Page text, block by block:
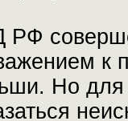
к
Но для